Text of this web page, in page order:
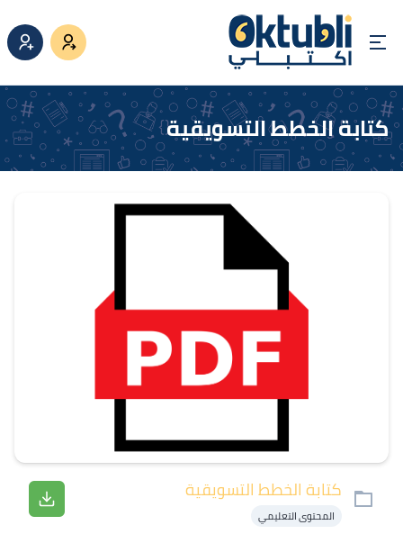
كتابة الخطط التسويقية
كتابة الخطط التسويقية
المحتوى التعليمي